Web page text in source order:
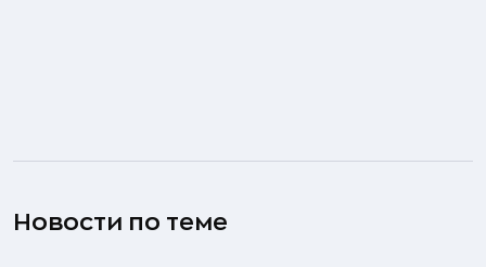
Новости по теме